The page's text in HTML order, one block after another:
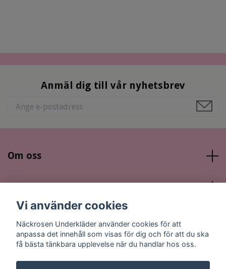
Anmäl dig till vår nyhetsbrev
Om oss
Sociala medier
Vi använder cookies
Näckrosen Underkläder använder cookies för att
anpassa det innehåll som visas för dig och för att du ska
få bästa tänkbara upplevelse när du handlar hos oss.